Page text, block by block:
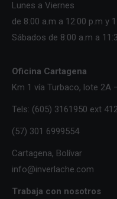
Lunes a Viernes
de 8:00 a.m a 12:00 p.m y
Sábados de 8:00 a.m a
Oficina Cartagena
Km 1 vía Turbaco, lote 2A
Tels: (605) 3161950 ext
(57) 301 6999554
Cartagena, Bolívar
info@inverlache.com
Trabaja con nosotros